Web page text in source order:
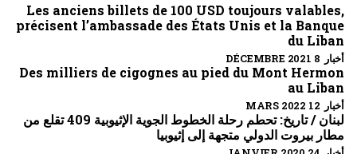
Les anciens billets de 100 USD toujours valables,
précisent l’ambassade des États Unis et la Banque
du Liban
أخبار 8 DÉCEMBRE 2021
Des milliers de cigognes au pied du Mont Hermon
au Liban
أخبار 12 MARS 2022
لبنان / تاريخ: تحطم رحلة الخطوط الجوية الإثيوبية 409 تقلع من
مطار بيروت الدولي متجهة إلى إثيوبيا